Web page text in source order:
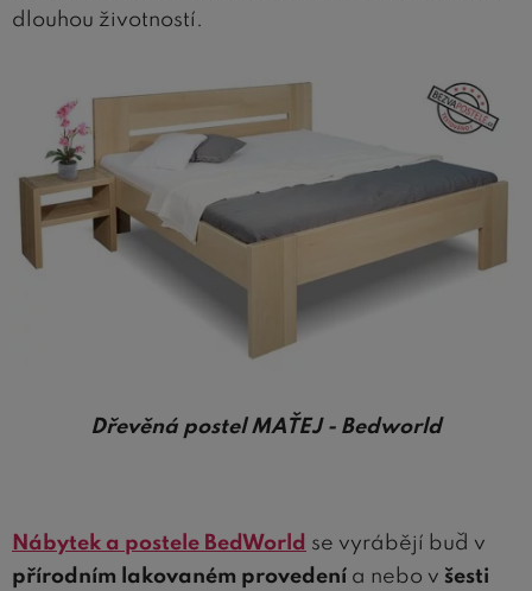
dlouhou životností.
Dřevěná postel MAŤEJ - Bedworld
Nábytek a postele BedWorld se vyrábějí buď v
přírodním lakovaném provedení a nebo v šesti